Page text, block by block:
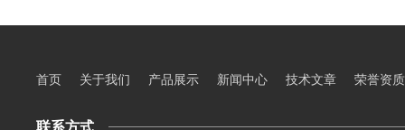
首页 关于我们 产品展示 新闻中心 技术文章 荣誉资质
联系方式